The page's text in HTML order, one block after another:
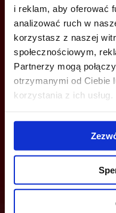
i reklam, aby oferować
analizować ruch w
korzystasz z naszej
społecznościowym,
Partnerzy mogą
otrzymanymi od Ciebie
korzystania z ich usług.
MOŻESZ TEŻ ZOSTAWIĆ
Z TOBĄ